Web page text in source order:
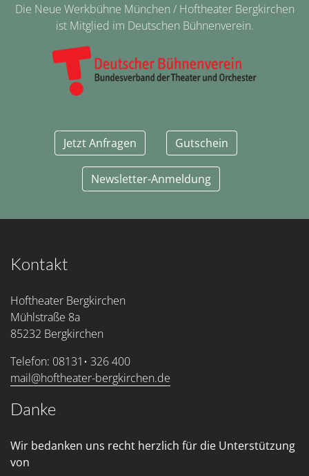
Die Neue Werkbühne München / Hoftheater Bergkirchen
ist Mitglied im Deutschen Bühnenverein.
Jetzt Anfragen Gutschein
Newsletter-Anmeldung
Kontakt
Hoftheater Bergkirchen
Mühlstraße 8a
85232 Bergkirchen
Telefon: 08131• 326 400
mail@hoftheater-bergkirchen.de
Danke
Wir bedanken uns recht herzlich für die Unterstützung
von